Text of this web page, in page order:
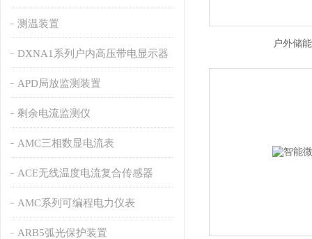
测温装置
DXNA1系列户内高压带电显示器
APD局放监测装置
剩余电流监测仪
AMC三相数显电流表
ACE无线温度电流复合传感器
AMC系列可编程电力仪表
ARB5弧光保护装置
户外储